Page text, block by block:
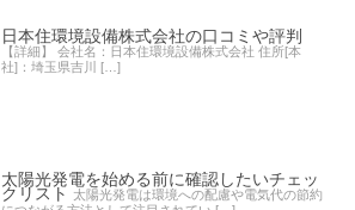
日本住環境設備株式会社の口コミや評判
【詳細】 会社名：日本住環境設備株式会社 住所[本
社]：埼玉県吉川 […]
太陽光発電を始める前に確認したいチェッ
クリスト 太陽光発電は環境への配慮や電気代の節約